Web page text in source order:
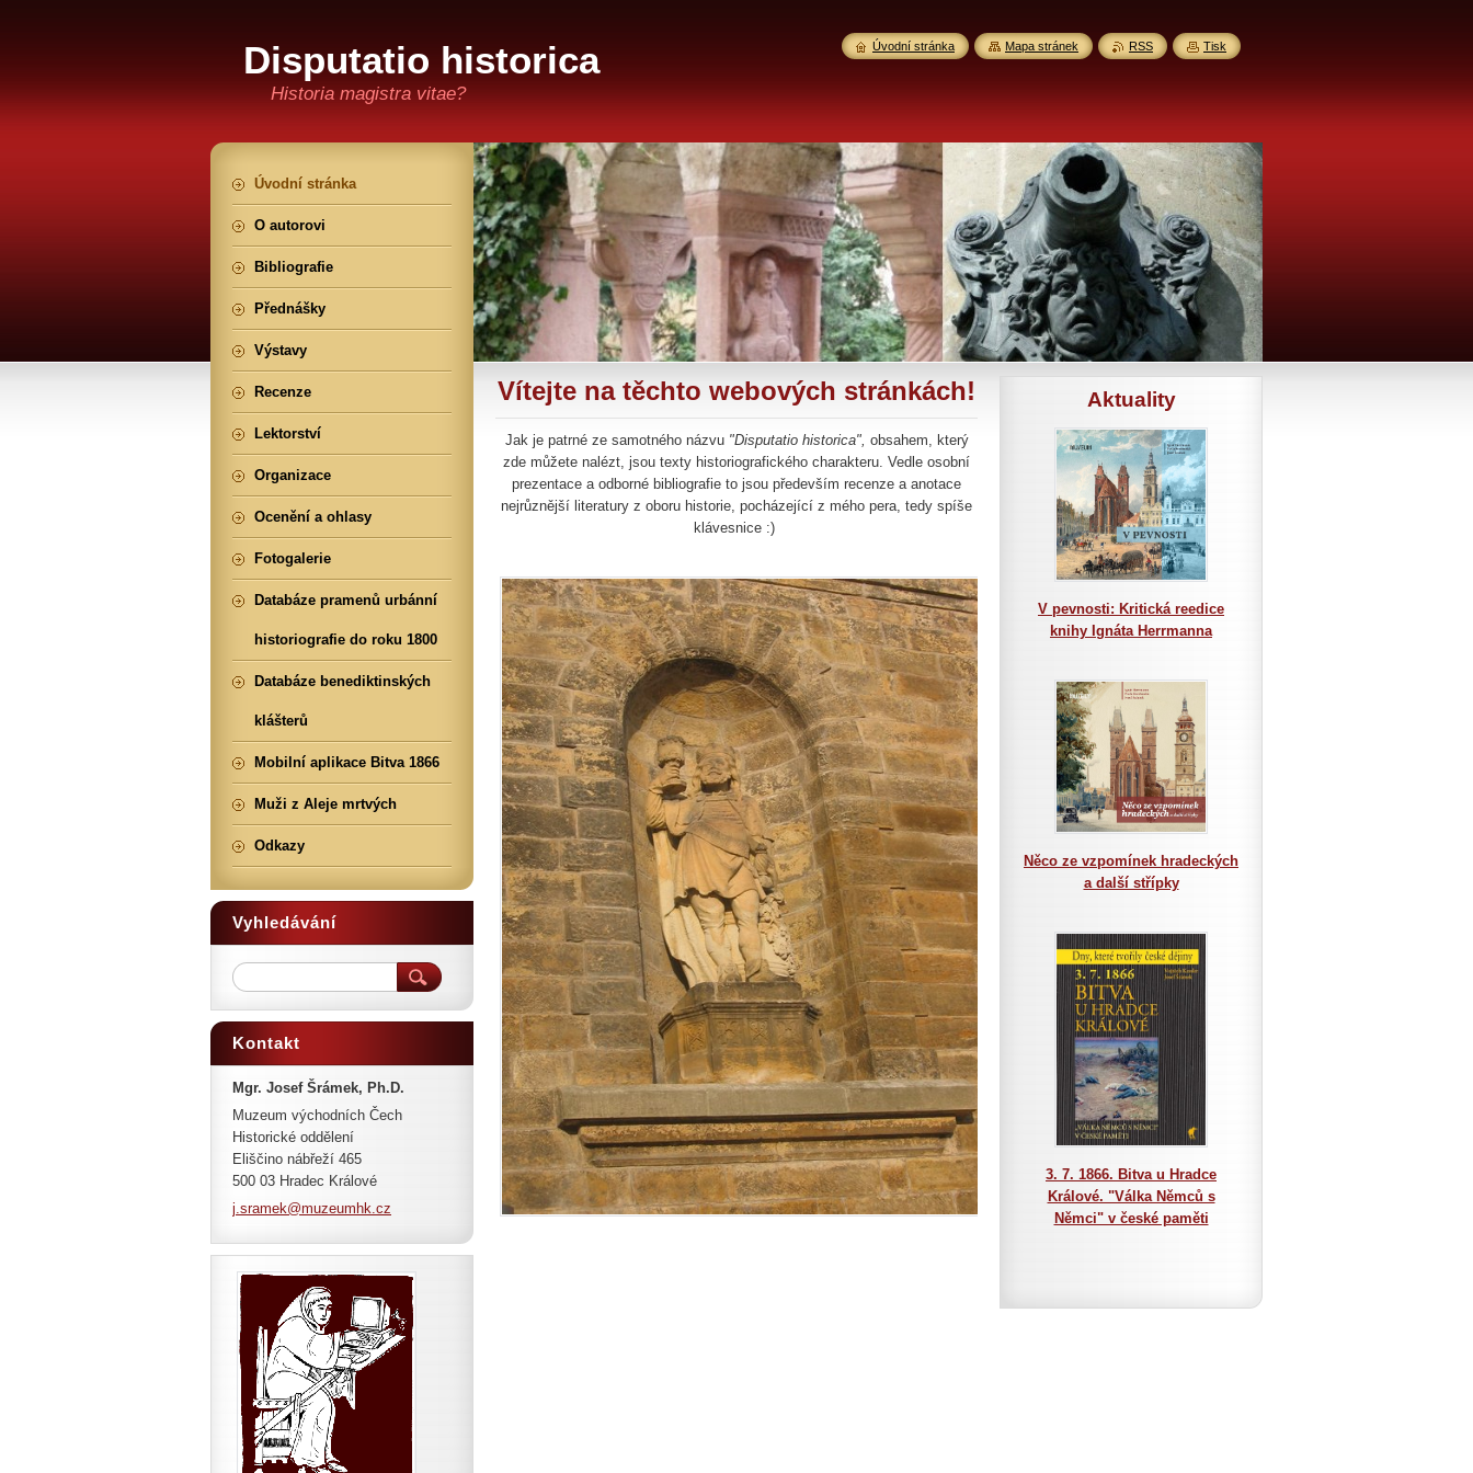
Disputatio historica
Historia magistra vitae?
Vítejte na těchto webových stránkách!
Jak je patrné ze samotného názvu "Disputatio historica", obsahem, který
zde můžete nalézt, jsou texty historiografického charakteru. Vedle osobní
prezentace a odborné bibliografie to jsou především recenze a anotace
nejrůznější literatury z oboru historie, pocházející z mého pera, tedy spíše
klávesnice :)
Aktuality
V pevnosti: Kritická reedice
knihy Ignáta Herrmanna
Něco ze vzpomínek hradeckých
a další střípky
3. 7. 1866. Bitva u Hradce
Králové. "Válka Němců s
Němci" v české paměti
Úvodní stránka
O autorovi
Bibliografie
Přednášky
Výstavy
Recenze
Lektorství
Organizace
Ocenění a ohlasy
Fotogalerie
Databáze pramenů urbánní
historiografie do roku 1800
Databáze benediktinských
klášterů
Mobilní aplikace Bitva 1866
Muži z Aleje mrtvých
Odkazy
Vyhledávání
Kontakt
Mgr. Josef Šrámek, Ph.D.
Muzeum východních Čech
Historické oddělení
Eliščino nábřeží 465
500 03 Hradec Králové
j.sramek@muzeumhk.cz
Úvodní stránka Mapa stránek RSS Tisk